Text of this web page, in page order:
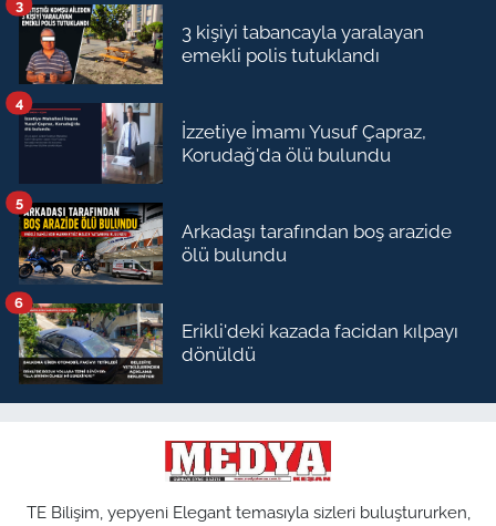
3 kişiyi tabancayla yaralayan
emekli polis tutuklandı
3
İzzetiye İmamı Yusuf Çapraz,
Korudağ'da ölü bulundu
4
Arkadaşı tarafından boş arazide
ölü bulundu
5
Erikli'deki kazada facidan kılpayı
dönüldü
6
TE Bilişim, yepyeni Elegant temasıyla sizleri buluştururken,